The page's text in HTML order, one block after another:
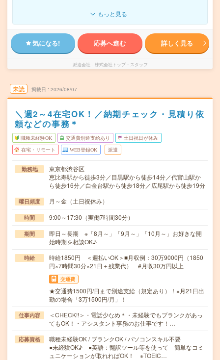
もっと見る
気になる! 応募へ進む 詳しく見る
派遣会社 株式会社トップ・スタッフ
未読 掲載日 2026/08/07
＼週2～4在宅OK！／納期チェック・見積り依
頼などの事務＊
職種未経験OK 交通費別途支給あり 土日祝日が休み
在宅・リモート WEB登録OK 派遣
勤務地
東京都渋谷区
恵比寿駅から徒歩3分／目黒駅から徒歩14分／代官山駅か
ら徒歩16分／白金台駅から徒歩18分／広尾駅から徒歩19分
曜日頻度 月～金（土日祝休み）
時間 9:00～17:30（実働7時間30分）
期間
即日～長期 ※「8月～」「9月～」「10月～」お好きな開
始時期を相談OK♪
時給
時給1850円 ＜週払いOK＞■月収例：30万9000円（1850
円×7時間30分×21日＋残業代） #月収30万円以上
交通費
★交通費1500円/日まで別途支給（規定あり）！※月21日出
勤の場合「3万1500円/月」！
仕事内容
＜CHECK!!＞・電話少なめ＊・未経験でもブランクがあっ
てもOK！・アシスタント事務のお仕事です！…
応募資格
職種未経験OK / ブランクOK / パソコンスキル不要
●未経験OK♪ ●英語：翻訳ツール等を使って 簡単なコミ
ュニケーションが取れればOK！ ※TOEIC…